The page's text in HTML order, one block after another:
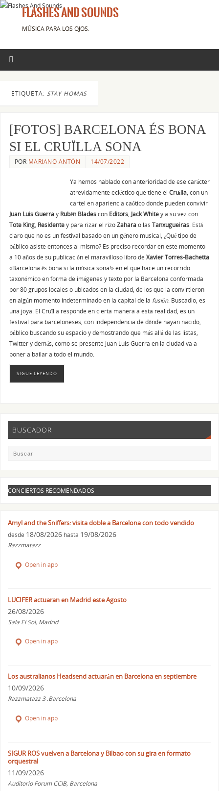
FLASHES AND SOUNDS
MÚSICA PARA LOS OJOS.
ETIQUETA: STAY HOMAS
[FOTOS] BARCELONA ÉS BONA
SI EL CRUÏLLA SONA
POR MARIANO ANTÓN 14/07/2022
Ya hemos hablado con anterioridad de ese carácter
atrevidamente ecléctico que tiene el Cruïlla, con un
cartel en apariencia caótico donde pueden convivir
Juan Luis Guerray Rubén Bladescon Editors, Jack Whitey a su vez con
Tote King, Residentey para rizar el rizoZaharao las Tanxugueiras. Está
claro que no es un festival basado en un género musical, ¿Qué tipo de
público asiste entonces al mismo? Es preciso recordar en este momento
a 10 años de su publicación el maravilloso libro de Xavier Torres-Bachetta
«Barcelona és bona si la música sona!» en el que hace un recorrido
taxonómico en forma de imágenes y texto por la Barcelona conformada
por 80 grupos locales o ubicados en la ciudad, de los que la convirtieron
en algún momento indeterminado en la capital de la fusión. Buscadlo, es
una joya. El Cruïlla responde en cierta manera a esta realidad, es un
festival para barceloneses, con independencia de dónde hayan nacido,
público buscando su espacio y demostrando que más allá de las listas,
Twitter y demás, como se presente Juan Luis Guerra en la ciudad va a
poner a bailar a todo el mundo.
SIGUE LEYENDO
BUSCADOR
CONCIERTOS RECOMENDADOS
Amyl and the Sniffers: visita doble a Barcelona con todo vendido
desde 18/08/2026 hasta 19/08/2026
Razzmatazz
Open in app
LUCIFER actuaran en Madrid este Agosto
26/08/2026
Sala El Sol, Madrid
Open in app
Los australianos Headsend actuarán en Barcelona en septiembre
10/09/2026
Razzmatazz 3 .Barcelona
Open in app
SIGUR ROS vuelven a Barcelona y Bilbao con su gira en formato
orquestral
11/09/2026
Auditorio Forum CCIB, Barcelona